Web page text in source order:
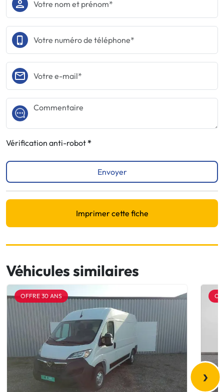
Vérification anti-robot
Envoyer
Imprimer cette fiche
Véhicules similaires
OFFRE 30 ANS
›